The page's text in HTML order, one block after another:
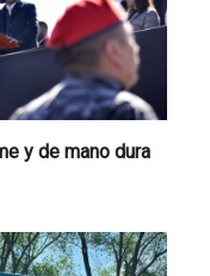
y de mano dura